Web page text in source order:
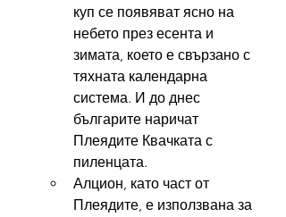
куп се появяват ясно на
небето през есента и
зимата, което е свързано с
тяхната календарна
система. И до днес
българите наричат
Плеядите Квачката с
пиленцата.
Алцион, като част от
Плеядите, е използвана за